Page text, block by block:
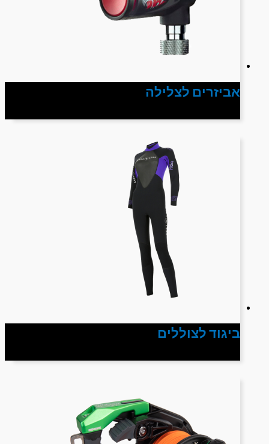
אביזרים לצלילה
ביגוד לצוללים